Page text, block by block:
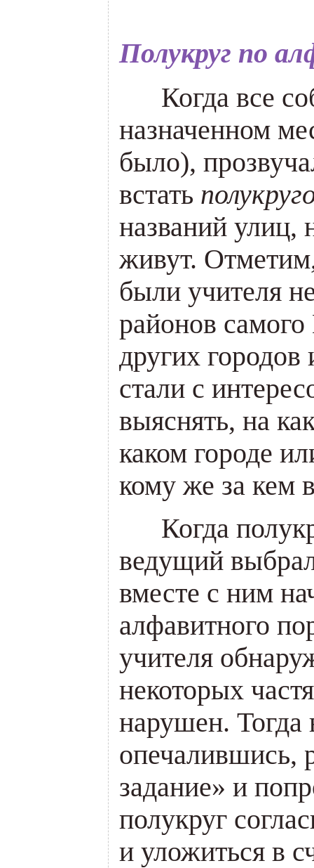
Полукруг по
Когда все
назначенном
было),
встать
названий улиц,
живут.
были учителя
районов
других городов
стали с
выяснять, на
каком городе
кому же за кем
Когда
ведущий
вместе с ним
алфавитного
учителя
некоторых
нарушен.
опечалившись,
задание» и
полукруг
и уложиться в